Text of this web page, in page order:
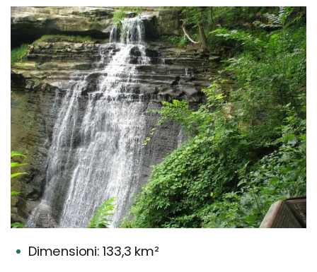
Dimensioni: 133,3 km²